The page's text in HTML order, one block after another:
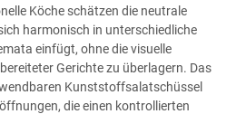
Köche schätzen die neutrale
harmonisch in unterschiedliche
einfügt, ohne die visuelle
Gerichte zu überlagern. Das
Kunststoffsalatschüssel
die einen kontrollierten